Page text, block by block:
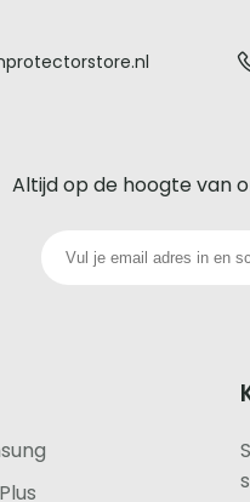
Altijd op de hoogte van